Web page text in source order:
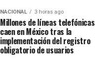
NACIONAL 3 horas ago
Millones de líneas telefónicas
caen en México tras la
implementación del registro
obligatorio de usuarios